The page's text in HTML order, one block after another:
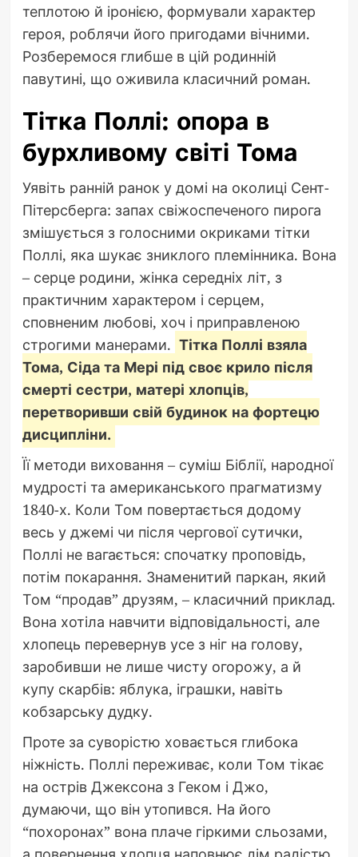
теплотою й іронією, формували характер
героя, роблячи його пригодами вічними.
Розберемося глибше в цій родинній
павутині, що оживила класичний роман.
Тітка Поллі: опора в
бурхливому світі Тома
Уявіть ранній ранок у домі на околиці Сент-
Пітерсберга: запах свіжоспеченого пирога
змішується з голосними окриками тітки
Поллі, яка шукає зниклого племінника. Вона
– серце родини, жінка середніх літ, з
практичним характером і серцем,
сповненим любові, хоч і приправленою
строгими манерами. Тітка Поллі взяла
Тома, Сіда та Мері під своє крило після
смерті сестри, матері хлопців,
перетворивши свій будинок на фортецю
дисципліни.
Її методи виховання – суміш Біблії, народної
мудрості та американського прагматизму
1840-х. Коли Том повертається додому
весь у джемі чи після чергової сутички,
Поллі не вагається: спочатку проповідь,
потім покарання. Знаменитий паркан, який
Том “продав” друзям, – класичний приклад.
Вона хотіла навчити відповідальності, але
хлопець перевернув усе з ніг на голову,
заробивши не лише чисту огорожу, а й
купу скарбів: яблука, іграшки, навіть
кобзарську дудку.
Проте за суворістю ховається глибока
ніжність. Поллі переживає, коли Том тікає
на острів Джексона з Геком і Джо,
думаючи, що він утопився. На його
“похоронах” вона плаче гіркими сльозами,